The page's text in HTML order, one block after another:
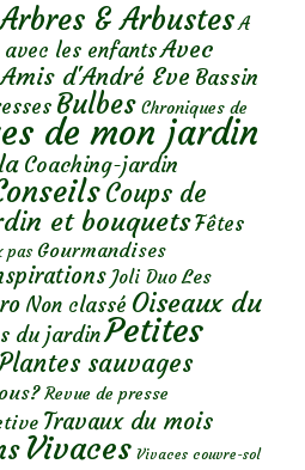
Arbres & Arbustes A
les enfantsAvec
d'André Eve Bassin
Bulbes Chroniques de
de mon jardin
Coaching-jardin
Coups de
et bouquetsFêtes
pas Gourmandises
Joli Duo Les
Non classé Oiseaux du
du jardinPetites
sauvages
Revue de presse
Travaux du mois
Vivaces Vivaces couvre-sol